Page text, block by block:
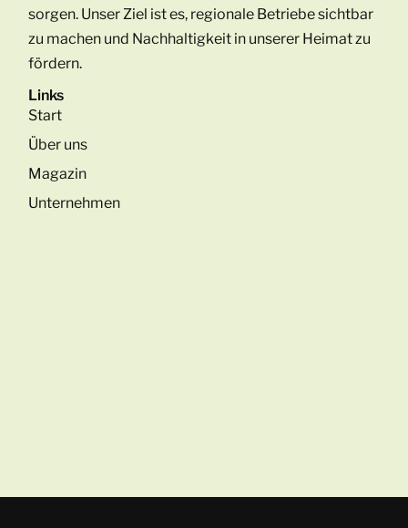
sorgen. Unser Ziel ist es, regionale Betriebe sichtbar
zu machen und Nachhaltigkeit in unserer Heimat zu
fördern.
Links
Start
Über uns
Magazin
Unternehmen